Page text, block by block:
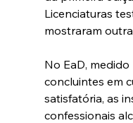
Licenciaturas
mostraram
No EaD,
concluintes em
satisfatória, as
confessionais